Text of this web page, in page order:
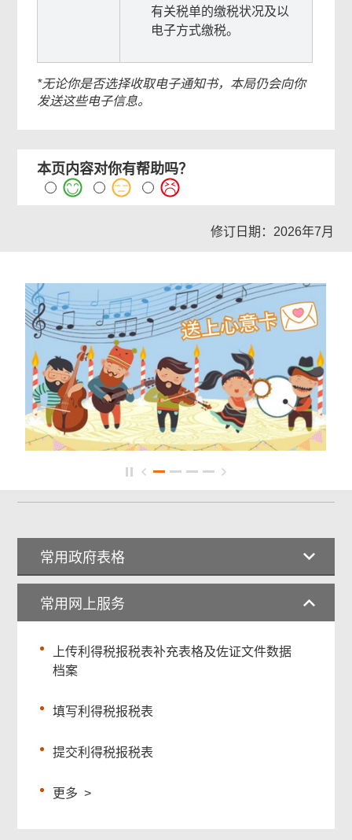
有关税单的缴税状况及以
电子方式缴税。
*无论你是否选择收取电子通知书，本局仍会向你
发送这些电子信息。
本页内容对你有帮助吗？
修订日期：2026年7月
常用政府表格
常用网上服务
上传利得税报税表补充表格及佐证文件数据
档案
填写利得税报税表
提交利得税报税表
更多 >